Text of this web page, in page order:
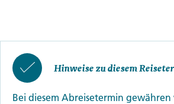
Hinweise zu diesem
Bei diesem Abreisetermin